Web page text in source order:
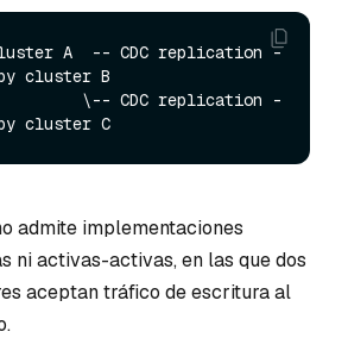
A  -- CDC replication -
cluster B
admite implementaciones
ni activas-activas, en las que dos
aceptan tráfico de escritura al